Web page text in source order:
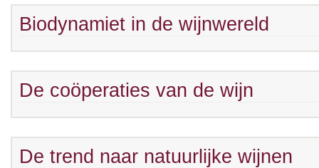
Biodynamiet in de wijnwereld
De coöperaties van de wijn
De trend naar natuurlijke wijnen